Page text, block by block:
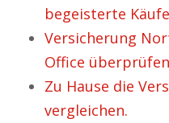
begeisterte
Versicherung
Office
Zu Hause die
vergleichen.